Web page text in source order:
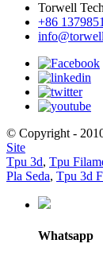
Torwell
+86
© Copyright -
Site
Tpu 3d, Tpu
Pla Seda, Tpu 3d
Whatsapp